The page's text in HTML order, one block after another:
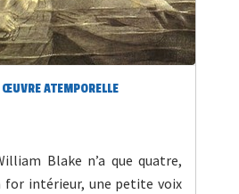
ATEMPORELLE
Blake n’a que quatre,
for intérieur, une petite voix